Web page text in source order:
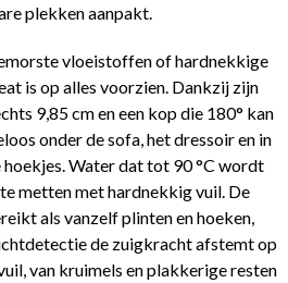
plekken aanpakt.
vloeistoffen of hardnekkige
is op alles voorzien. Dankzij zijn
9,85 cm en een kop die 180° kan
onder de sofa, het dressoir en in
Water dat tot 90 °C wordt
metten met hardnekkig vuil. De
als vanzelf plinten en hoeken,
de zuigkracht afstemt op
van kruimels en plakkerige resten